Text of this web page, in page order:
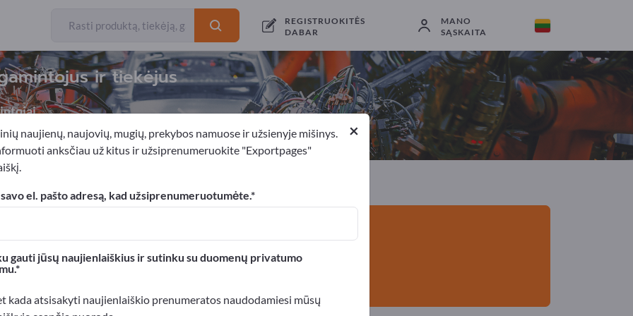
REGISTRUOKITĖS
DABAR
MANO
SĄSKAITA
ir tiekėjus
Eksportuotojai 2 Gamintojai
statyba
kontaktai >> pradėkite čia
Exportpages svetainėje.
>> publikuokite čia
×
naujienų, naujovių, mugių, prekybos namuose ir užsienyje mišinys.
anksčiau už kitus ir užsiprenumeruokite "Exportpages"
el. pašto adresą, kad užsiprenumeruotumėte.
gauti jūsų naujienlaiškius ir sutinku su duomenų privatumo
kada atsisakyti naujienlaiškio prenumeratos naudodamiesi mūsų